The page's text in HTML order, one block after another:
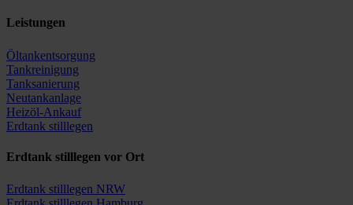
Leistungen
Öltankentsorgung
Tankreinigung
Tanksanierung
Neutankanlage
Heizöl-Ankauf
Erdtank stilllegen
Erdtank stilllegen vor Ort
Erdtank stilllegen NRW